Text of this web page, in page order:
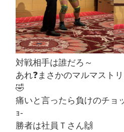
対戦相手は誰だろ～
あれ❓まさかのマルマスト
🤣
痛いと言ったら負けのチ
ｮ-
勝者は社員Ｔさん🙌